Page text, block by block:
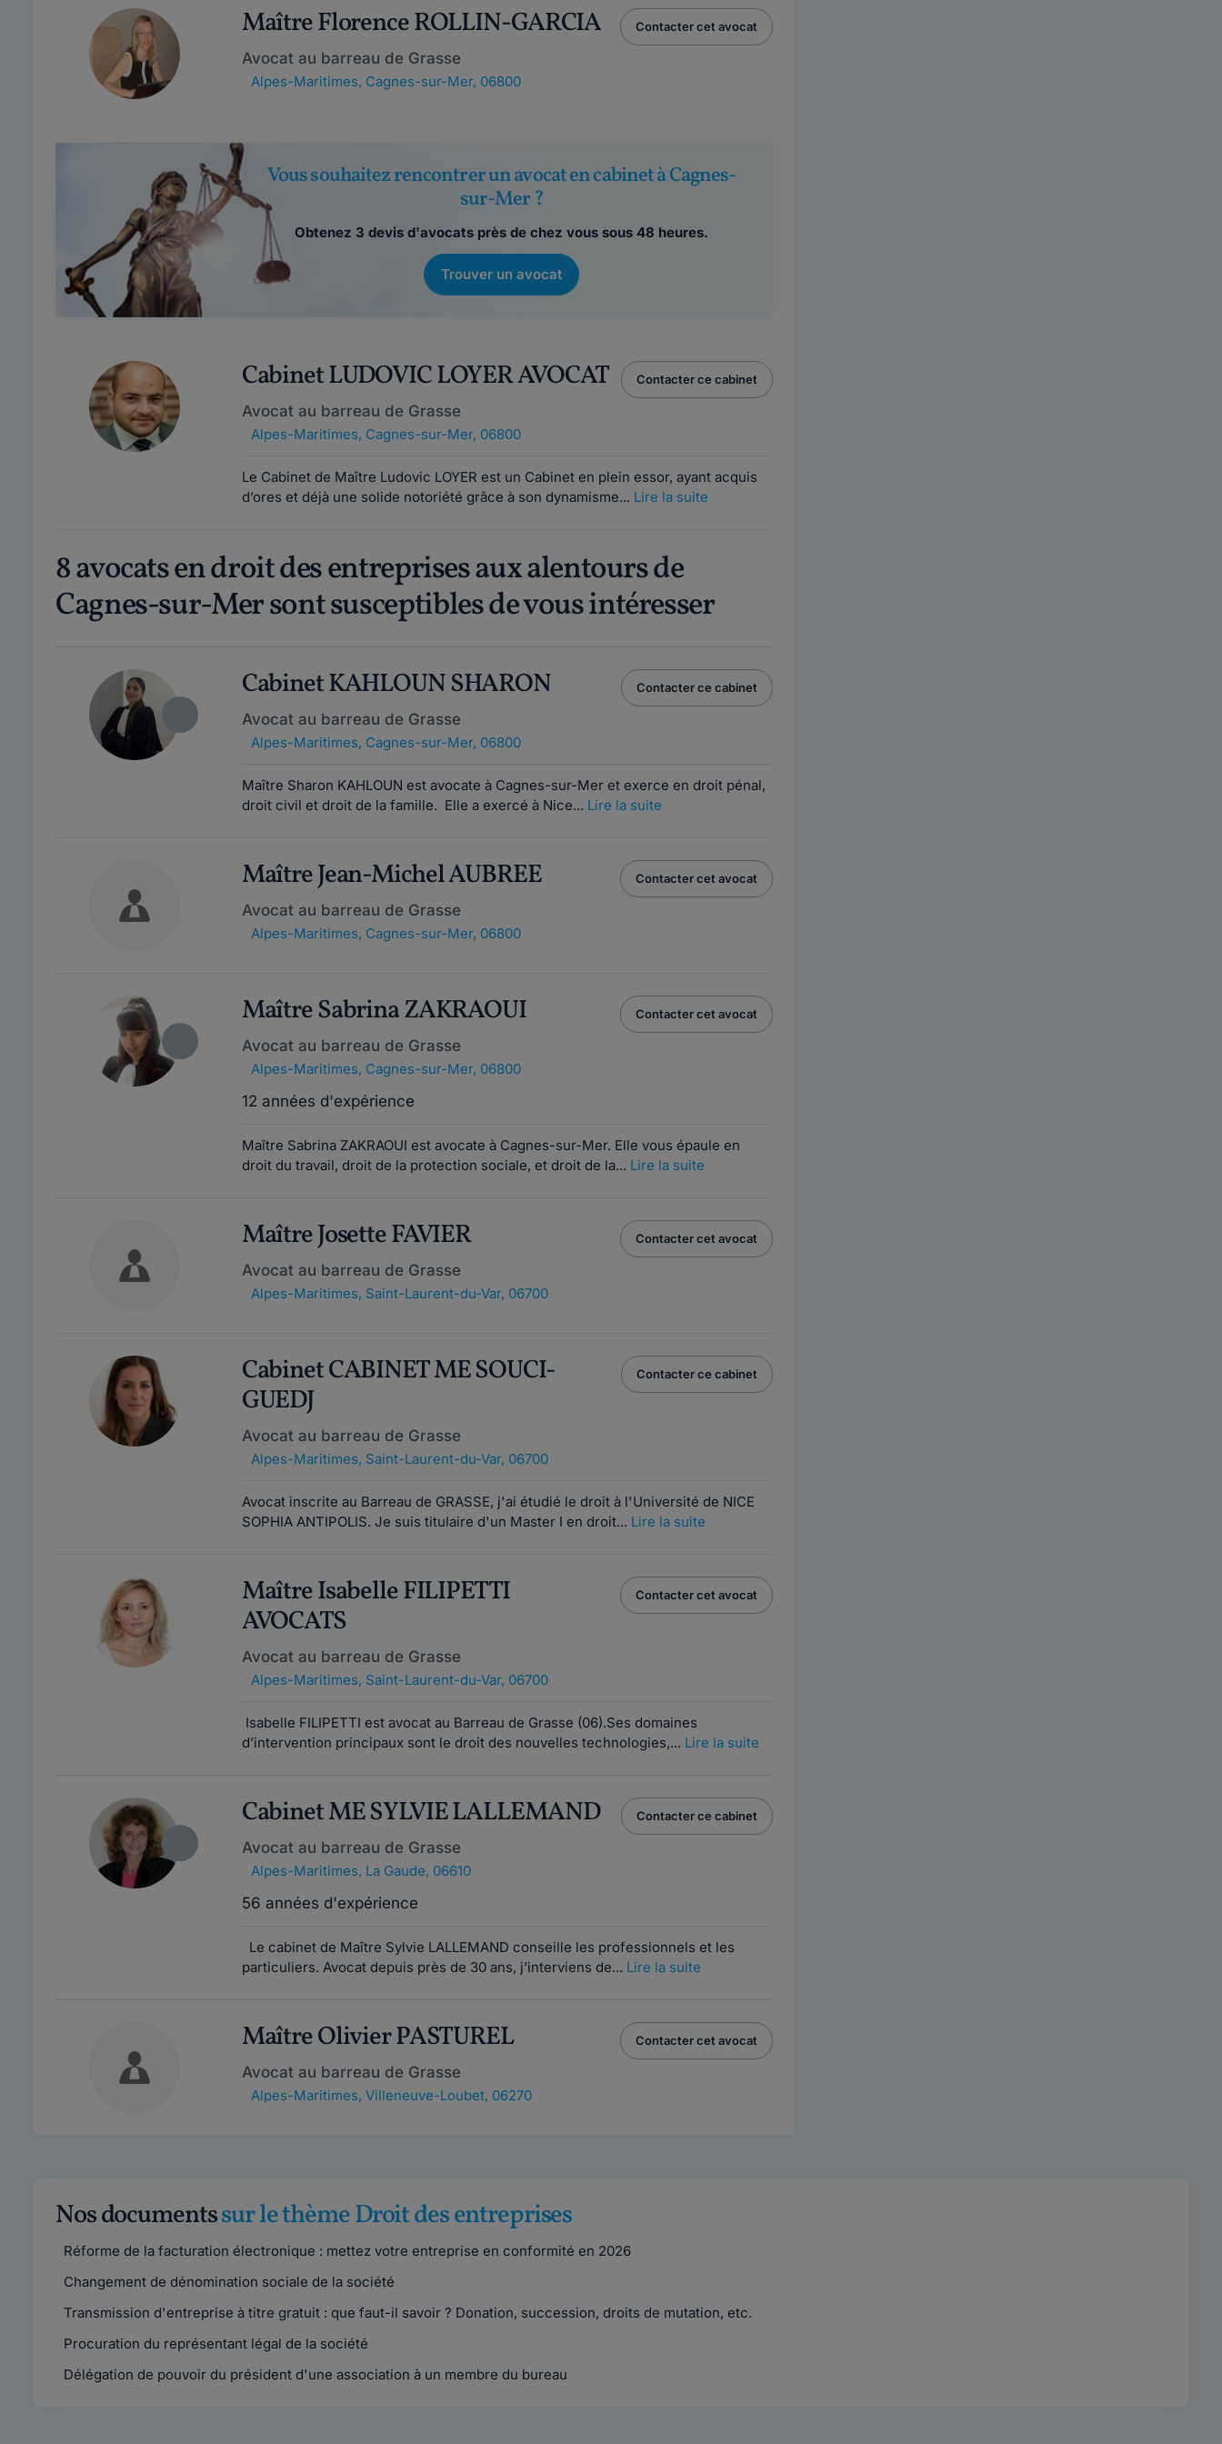
Maître Florence ROLLIN-GARCIA
Avocat au barreau de Grasse
Alpes-Maritimes, Cagnes-sur-Mer, 06800
Contacter cet avocat
Vous souhaitez rencontrer un avocat en cabinet à Cagnes-
sur-Mer ?
Obtenez 3 devis d'avocats près de chez vous sous 48 heures.
Trouver un avocat
Cabinet LUDOVIC LOYER AVOCAT
Avocat au barreau de Grasse
Alpes-Maritimes, Cagnes-sur-Mer, 06800
Contacter ce cabinet
Le Cabinet de Maître Ludovic LOYER est un Cabinet en plein essor, ayant acquis
d’ores et déjà une solide notoriété grâce à son dynamisme... Lire la suite
8 avocats en droit des entreprises aux alentours de
Cagnes-sur-Mer sont susceptibles de vous intéresser
Cabinet KAHLOUN SHARON
Avocat au barreau de Grasse
Alpes-Maritimes, Cagnes-sur-Mer, 06800
Contacter ce cabinet
Maître Sharon KAHLOUN est avocate à Cagnes-sur-Mer et exerce en droit pénal,
droit civil et droit de la famille. Elle a exercé à Nice... Lire la suite
Maître Jean-Michel AUBREE
Avocat au barreau de Grasse
Alpes-Maritimes, Cagnes-sur-Mer, 06800
Contacter cet avocat
Maître Sabrina ZAKRAOUI
Avocat au barreau de Grasse
Alpes-Maritimes, Cagnes-sur-Mer, 06800
12 années d'expérience
Contacter cet avocat
Maître Sabrina ZAKRAOUI est avocate à Cagnes-sur-Mer. Elle vous épaule en
droit du travail, droit de la protection sociale, et droit de la... Lire la suite
Maître Josette FAVIER
Avocat au barreau de Grasse
Alpes-Maritimes, Saint-Laurent-du-Var, 06700
Contacter cet avocat
Cabinet CABINET ME SOUCI-
GUEDJ
Avocat au barreau de Grasse
Alpes-Maritimes, Saint-Laurent-du-Var, 06700
Contacter ce cabinet
Avocat inscrite au Barreau de GRASSE, j'ai étudié le droit à l'Université de NICE
SOPHIA ANTIPOLIS. Je suis titulaire d'un Master I en droit... Lire la suite
Maître Isabelle FILIPETTI
AVOCATS
Avocat au barreau de Grasse
Alpes-Maritimes, Saint-Laurent-du-Var, 06700
Contacter cet avocat
Isabelle FILIPETTI est avocat au Barreau de Grasse (06).Ses domaines
d’intervention principaux sont le droit des nouvelles technologies,... Lire la suite
Cabinet ME SYLVIE LALLEMAND
Avocat au barreau de Grasse
Alpes-Maritimes, La Gaude, 06610
56 années d'expérience
Contacter ce cabinet
Le cabinet de Maître Sylvie LALLEMAND conseille les professionnels et les
particuliers. Avocat depuis près de 30 ans, j’interviens de... Lire la suite
Maître Olivier PASTUREL
Avocat au barreau de Grasse
Alpes-Maritimes, Villeneuve-Loubet, 06270
Contacter cet avocat
Nos documentssur le thème Droit des entreprises
Réforme de la facturation électronique : mettez votre entreprise en conformité en 2026
Changement de dénomination sociale de la société
Transmission d'entreprise à titre gratuit : que faut-il savoir ? Donation, succession, droits de mutation, etc.
Procuration du représentant légal de la société
Délégation de pouvoir du président d'une association à un membre du bureau